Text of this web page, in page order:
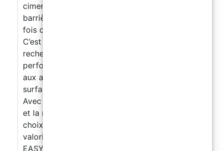
cimentaires avec humidité résiduelle et sans
barrière vapeur. Correctement dilué, il agit à la
fois comme primaire et finition protectrice.
C’est la solution idéale pour ceux qui
recherchent un revêtement époxy haute
performance, résistant et polyvalent, adapté
aux applications industrielles et civiles sur
surfaces humides et sans barrière vapeur.
Avec la possibilité de personnaliser la finition
et la résistance antidérapante, il constitue un
choix fiable pour la protection et la
valorisation des sols. POURQUOI CHOISIR
EASY FLOOR ? Prix imbattable ! Très facile à